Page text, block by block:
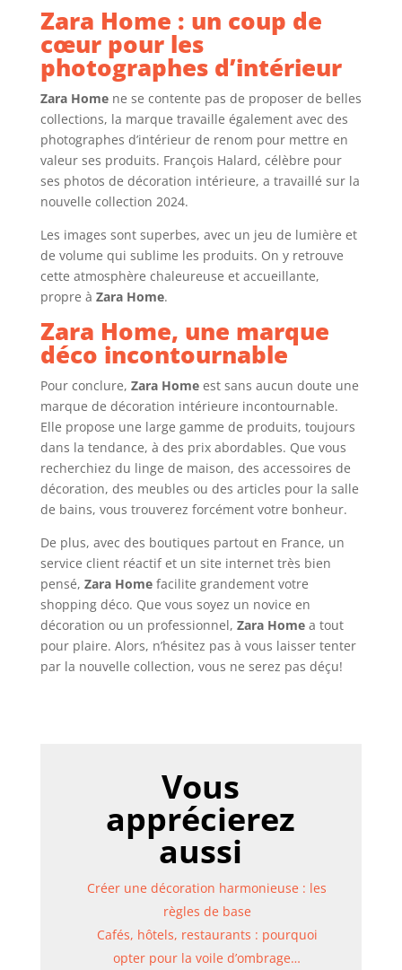
Zara Home : un coup de
cœur pour les
photographes d’intérieur
Zara Homene se contente pas de proposer de belles
collections, la marque travaille également avec des
photographes d’intérieur de renom pour mettre en
valeur ses produits. François Halard, célèbre pour
ses photos de décoration intérieure, a travaillé sur la
nouvelle collection 2024.
Les images sont superbes, avec un jeu de lumière et
de volume qui sublime les produits. On y retrouve
cette atmosphère chaleureuse et accueillante,
propre à Zara Home.
Zara Home, une marque
déco incontournable
Pour conclure, Zara Homeest sans aucun doute une
marque de décoration intérieure incontournable.
Elle propose une large gamme de produits, toujours
dans la tendance, à des prix abordables. Que vous
recherchiez du linge de maison, des accessoires de
décoration, des meubles ou des articles pour la salle
de bains, vous trouverez forcément votre bonheur.
De plus, avec des boutiques partout en France, un
service client réactif et un site internet très bien
pensé, Zara Homefacilite grandement votre
shopping déco. Que vous soyez un novice en
décoration ou un professionnel, Zara Homea tout
pour plaire. Alors, n’hésitez pas à vous laisser tenter
par la nouvelle collection, vous ne serez pas déçu!
Vous
apprécierez
aussi
Créer une décoration harmonieuse : les
règles de base
Cafés, hôtels, restaurants : pourquoi
opter pour la voile d’ombrage…